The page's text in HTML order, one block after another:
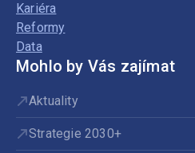
Kariéra
Reformy
Data
Mohlo by Vás zajímat
Aktuality
Strategie 2030+